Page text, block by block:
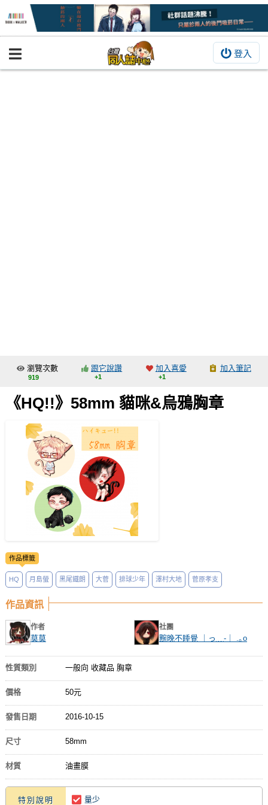
登入
BOOKY書集倉庫
交流中心
攤位轉讓區
會員中心
註冊會員
登入
瀏覽次數
919
跟它說讚
+1
加入喜愛
+1
加入筆記
《HQ!!》58mm 貓咪&烏鴉胸章
作品標籤
HQ 月島螢 黑尾鐵朗 大菅 排球少年 澤村大地 菅原孝支
作品資訊
作者
莫莫
社團
黦晚不睡覺 ｜っ﹏-｜ .｡o
性質類別 一般向 收藏品 胸章
價格 50元
發售日期 2016-10-15
尺寸 58mm
材質 油畫膜
特別說明 量少